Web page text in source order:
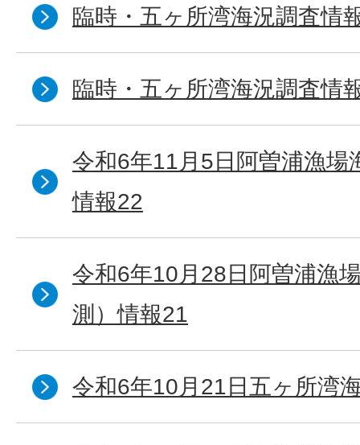
臨時・五ヶ所湾海況調査情
臨時・五ヶ所湾海況調査情
令和6年11月5日阿曽浦漁場
情報22
令和6年10月28日阿曽浦漁
測）情報21
令和6年10月21日五ヶ所湾